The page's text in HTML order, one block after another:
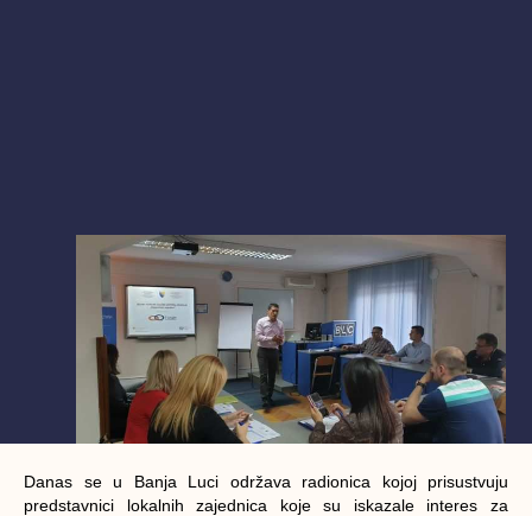
Danas se u Banja Luci održava radionica kojoj prisustvuju
predstavnici lokalnih zajednica koje su iskazale interes za